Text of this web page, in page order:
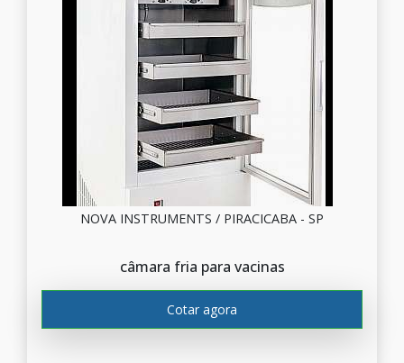
NOVA INSTRUMENTS / PIRACICABA - SP
câmara fria para vacinas
Cotar agora